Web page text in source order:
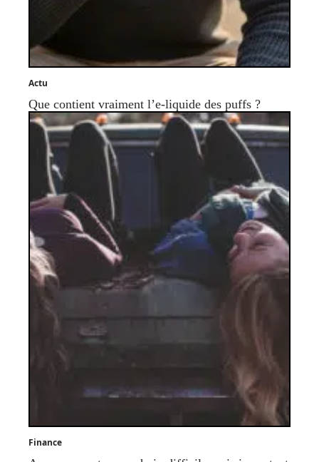
Actu
Que contient vraiment l’e-liquide des puffs ?
Finance